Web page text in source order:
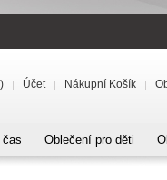
Účet Nákupní Košík
Oblečení pro děti